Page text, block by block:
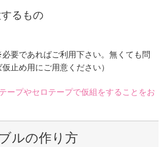
るもの
要であればご利用下さい。無くても問
止め用にご用意ください）
ープやセロテープで仮組をすることをお
ルの作り方